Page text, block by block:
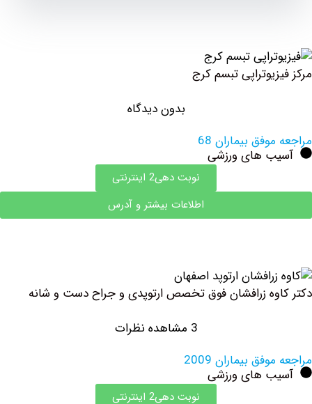
تبسم کرج
بدون دیدگاه
بیماران 68
های ورزشی
نوبت دهی2 اینترنتی
اطلاعات بیشتر و آدرس
زرافشان فوق تخصص ارتوپدی و جراح دست و شانه
بیماران 2009
های ورزشی
نوبت دهی2 اینترنتی